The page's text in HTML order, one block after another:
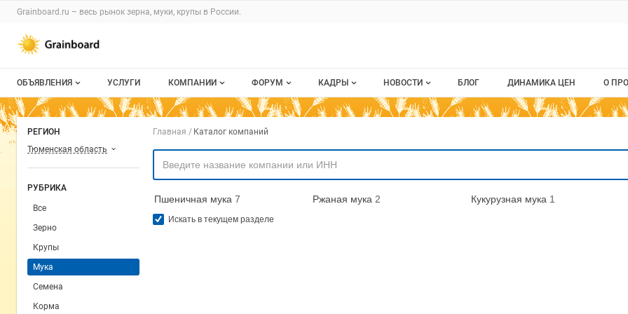
Раздел навигации по сайту grainboard.ru
Grainboard.ru – весь рынок зерна, муки, крупы в России.
Авторизация и меню пользователя
Навигация по разделам сайта grainboard.ru
ОБЪЯВЛЕНИЯ
Все объявления
Мои объявления
УСЛУГИ КОМПАНИИ
О каталоге компаний
Моя компания
Платное размещение
ФОРУМ
Все темы
КАДРЫ
Все вакансии
НОВОСТИ
Новости рынка
БЛОГ ДИНАМИКА ЦЕН О
О
РЕГИОН
Тюменская область
РУБРИКА
Все
Зерно
Крупы
Мука
Семена
Корма
Навигация по компаниям
Главная Каталог компаний
Пшеничная мука 7 Ржаная мука 2 Кукурузная мука 1
Искать в текущем разделе